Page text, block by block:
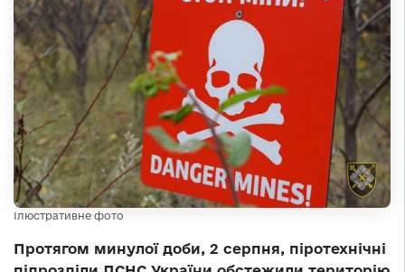
Ілюстративне фото
Протягом минулої доби, 2 серпня, піротехнічні